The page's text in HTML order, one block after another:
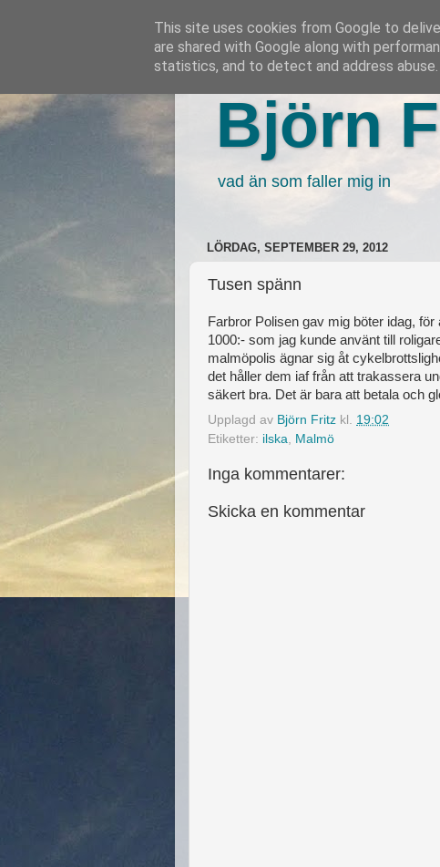
Björn
vad än som faller mig in
LÖRDAG, SEPTEMBER 29, 2012
Tusen spänn
Farbror Polisen gav mig böter idag,
1000:- som jag kunde använt till
malmöpolis ägnar sig åt
det håller dem iaf från att trakassera
säkert bra. Det är bara att betala och
Upplagd av Björn Fritz kl. 19:02
Etiketter: ilska Malmö
Inga kommentarer:
Skicka en kommentar
This site uses cookies from Google to
are shared with Google along with
statistics, and to detect and address abuse.